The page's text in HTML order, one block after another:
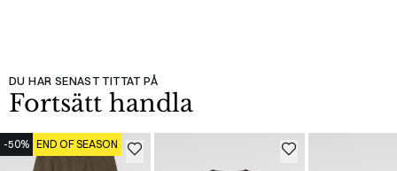
DU HAR SENAST TITTAT PÅ
Fortsätt handla
-50% END OF SEASON